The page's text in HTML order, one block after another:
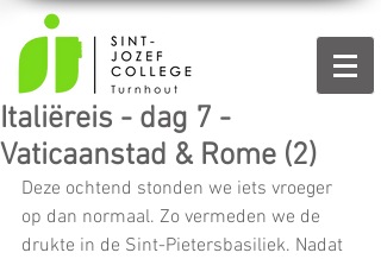
Italiëreis - dag 7 -
Vaticaanstad & Rome (2)
Deze ochtend stonden we iets vroeger
op dan normaal. Zo vermeden we de
drukte in de Sint-Pietersbasiliek. Nadat